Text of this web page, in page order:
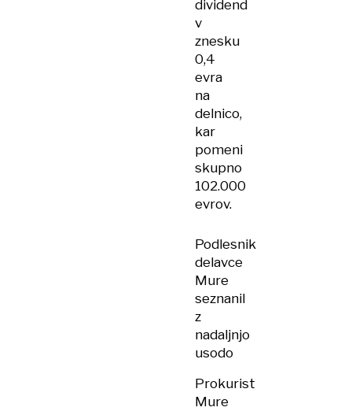
dividend
v
znesku
0,4
evra
na
delnico,
kar
pomeni
skupno
102.000
evrov.
Podlesnik
delavce
Mure
seznanil
z
nadaljnjo
usodo
Prokurist
Mure